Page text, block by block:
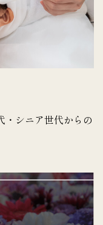
・シニア世代からの